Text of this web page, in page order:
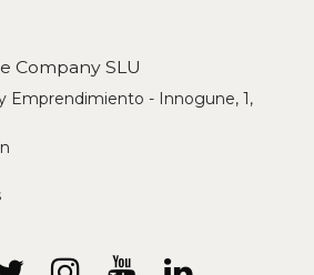
Company SLU
Emprendimiento - Innogune, 1,